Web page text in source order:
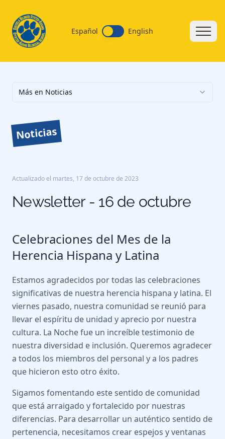
Español English
Más en Noticias
Noticias
Actualizado el martes, 17 de octubre de 2023
Newsletter - 16 de octubre
Celebraciones del Mes de la
Herencia Hispana y Latina
Estamos agradecidos por todas las celebraciones
significativas de nuestra herencia hispana y latina. El
viernes pasado, nuestra comunidad se reunió para
llevar el espíritu de unidad y aprecio por nuestra
cultura. La Noche fue un increíble testimonio de
nuestra diversidad e inclusión. Queremos agradecer
a todos los miembros del personal y a los padres
que hicieron esto otro éxito.
Sigamos fomentando este sentido de comunidad
que está arraigado y fortalecido por nuestras
diferencias. Para desarrollar un auténtico sentido de
pertenencia, necesitamos crear espejos y ventanas